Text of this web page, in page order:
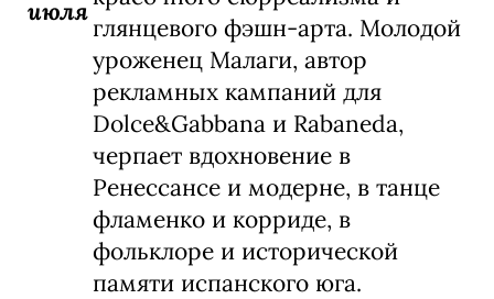
июля
глянцевого фэшн-арта. Молодой
уроженец Малаги, автор
рекламных кампаний для
Dolce&Gabbana и Rabaneda,
черпает вдохновение в
Ренессансе и модерне, в танце
фламенко и корриде, в
фольклоре и исторической
памяти испанского юга.